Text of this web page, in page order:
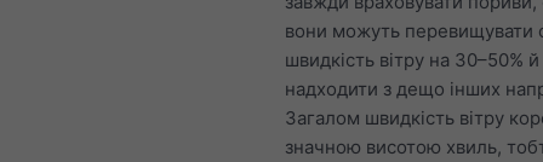
вони можуть перевищувати
швидкість вітру на 30–50% й
надходити з дещо інших
Загалом швидкість вітру
значною висотою хвиль,